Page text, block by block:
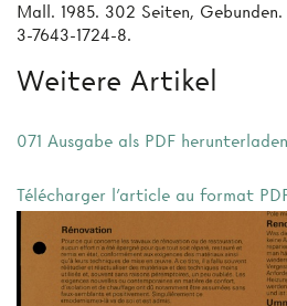
Mall. 1985. 302 Seiten,
3-7643-1724-8.
Weitere Artikel
071 Ausgabe als PDF herunterladen
Télécharger l'article au format